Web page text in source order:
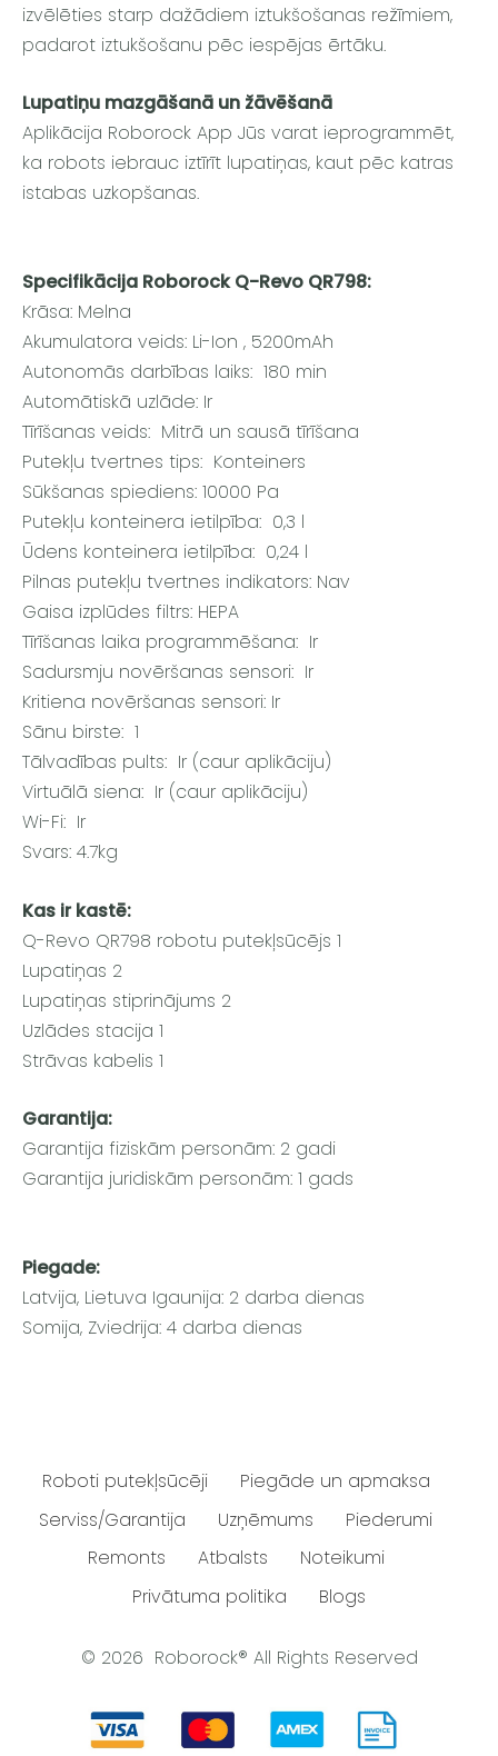
izvēlēties starp dažādiem iztukšošanas režīmiem,
padarot iztukšošanu pēc iespējas ērtāku.
Lupatiņu mazgāšanā un žāvēšanā
Aplikācija Roborock App Jūs varat ieprogrammēt,
ka robots iebrauc iztīrīt lupatiņas, kaut pēc katras
istabas uzkopšanas.
Specifikācija Roborock Q-Revo QR798:
Krāsa: Melna
Akumulatora veids: Li-Ion , 5200mAh
Autonomās darbības laiks: 180 min
Automātiskā uzlāde: Ir
Tīrīšanas veids: Mitrā un sausā tīrīšana
Putekļu tvertnes tips: Konteiners
Sūkšanas spiediens: 10000 Pa
Putekļu konteinera ietilpība: 0,3 l
Ūdens konteinera ietilpība: 0,24 l
Pilnas putekļu tvertnes indikators: Nav
Gaisa izplūdes filtrs: HEPA
Tīrīšanas laika programmēšana: Ir
Sadursmju novēršanas sensori: Ir
Kritiena novēršanas sensori: Ir
Sānu birste: 1
Tālvadības pults: Ir (caur aplikāciju)
Virtuālā siena: Ir (caur aplikāciju)
Wi-Fi: Ir
Svars: 4.7kg
Kas ir kastē:
Q-Revo QR798 robotu putekļsūcējs 1
Lupatiņas 2
Lupatiņas stiprinājums 2
Uzlādes stacija 1
Strāvas kabelis 1
Garantija:
Garantija fiziskām personām: 2 gadi
Garantija juridiskām personām: 1 gads
Piegade:
Latvija, Lietuva Igaunija: 2 darba dienas
Somija, Zviedrija: 4 darba dienas
Roboti putekļsūcēji
Piegāde un apmaksa
Serviss/Garantija
Uzņēmums
Piederumi
Remonts
Atbalsts
Noteikumi
Privātuma politika
Blogs
© 2026 Roborock® All Rights Reserved